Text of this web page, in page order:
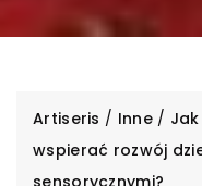
Artiseris / Inne/
wspierać rozwój
sensorycznymi?